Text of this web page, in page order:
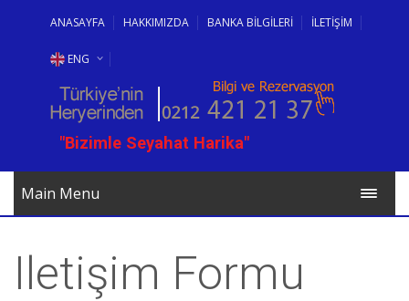
ANASAYFA HAKKIMIZDA BANKA BİLGİLERİ İLETİŞİM
ENG
RUS
BG
"Bizimle Seyahat Harika"
Main Menu
Iletişim Formu